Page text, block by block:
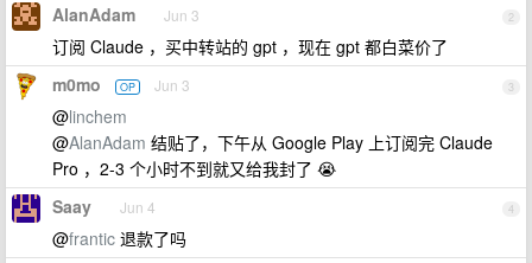
2
AlanAdam Jun 3
订阅 Claude ，买中转站的 gpt ，现在 gpt 都白菜价了
3
m0mo OP Jun 3
@linchem
@AlanAdam 结贴了，下午从 Google Play 上订阅完 Claude
Pro ，2-3 个小时不到就又给我封了 😭
4
Saay Jun 4
@frantic 退款了吗